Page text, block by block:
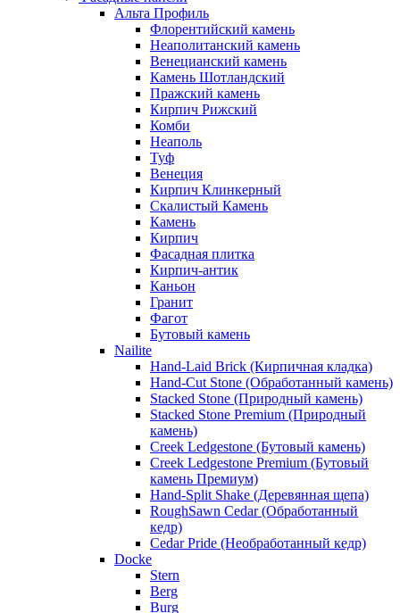
Альта Профиль
Флорентийский камень
Неаполитанский камень
Венецианский камень
Камень Шотландский
Пражский камень
Кирпич Рижский
Комби
Неаполь
Туф
Венеция
Кирпич Клинкерный
Скалистый Камень
Камень
Кирпич
Фасадная плитка
Кирпич-антик
Каньон
Гранит
Фагот
Бутовый камень
Nailite
Hand-Laid Brick (Кирпичная кладка)
Hand-Cut Stone (Обработанный камень)
Stacked Stone (Природный камень)
Stacked Stone Premium (Природный
камень)
Creek Ledgestone (Бутовый камень)
Creek Ledgestone Premium (Бутовый
камень Премиум)
Hand-Split Shake (Деревянная щепа)
RoughSawn Cedar (Обработанный
кедр)
Cedar Pride (Необработанный кедр)
Docke
Stern
Berg
Burg